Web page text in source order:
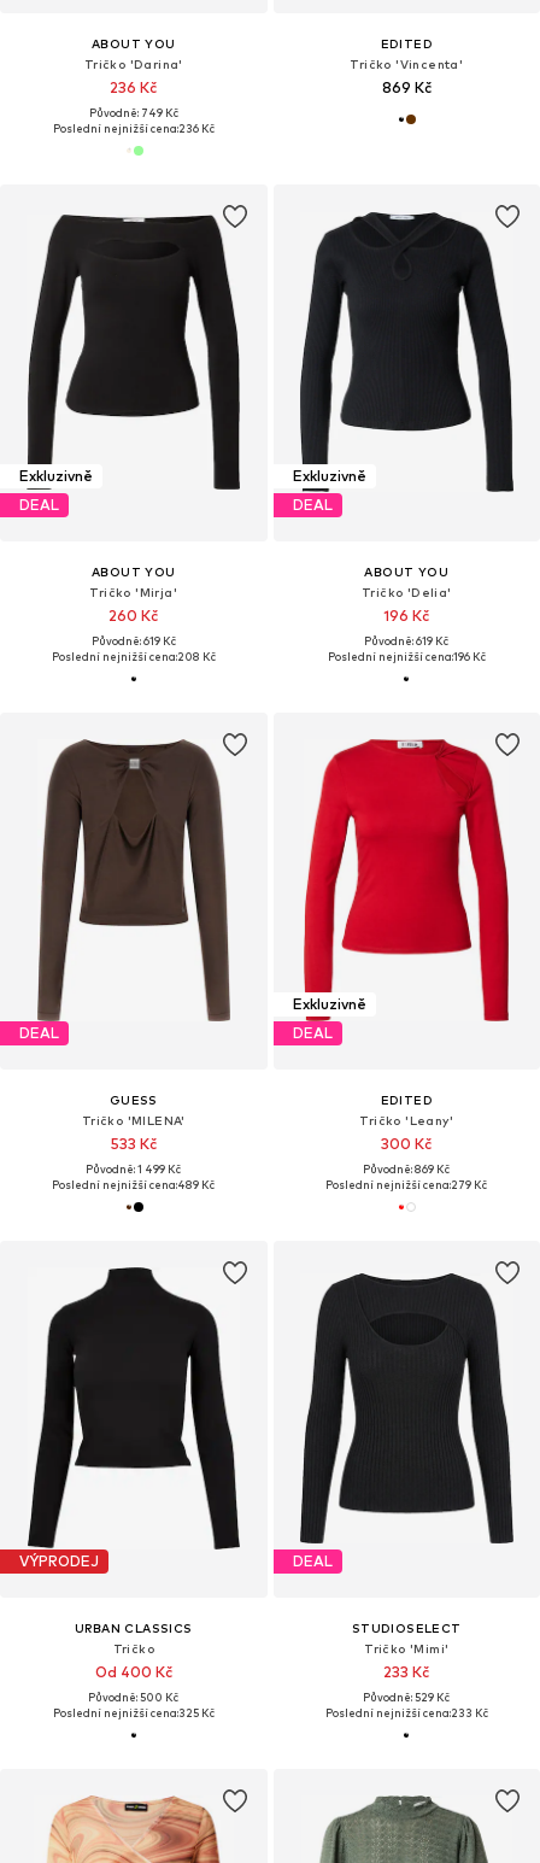
ABOUT YOU
Tričko 'Darina'
236 Kč
Původně: 749 Kč
Poslední nejnižší cena:236 Kč
EDITED
Tričko 'Vincenta'
869 Kč
Exkluzivně
DEAL
ABOUT YOU
Tričko 'Mirja'
260 Kč
Původně: 619 Kč
Poslední nejnižší cena:208 Kč
Exkluzivně
DEAL
ABOUT YOU
Tričko 'Delia'
196 Kč
Původně: 619 Kč
Poslední nejnižší cena:196 Kč
DEAL
GUESS
Tričko 'MILENA'
533 Kč
Původně: 1 499 Kč
Poslední nejnižší cena:489 Kč
Exkluzivně
DEAL
EDITED
Tričko 'Leany'
300 Kč
Původně: 869 Kč
Poslední nejnižší cena:279 Kč
VÝPRODEJ
URBAN CLASSICS
Tričko
Od 400 Kč
Původně: 500 Kč
Poslední nejnižší cena:325 Kč
DEAL
STUDIOSELECT
Tričko 'Mimi'
233 Kč
Původně: 529 Kč
Poslední nejnižší cena:233 Kč